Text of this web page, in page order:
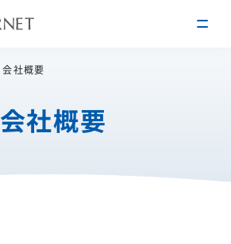
会社概要
会社概要